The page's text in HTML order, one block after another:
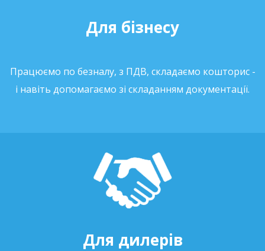
Для бізнесу
Працюємо по безналу, з ПДВ, складаємо кошторис -
і навіть допомагаємо зі складанням документації.
Для дилерів